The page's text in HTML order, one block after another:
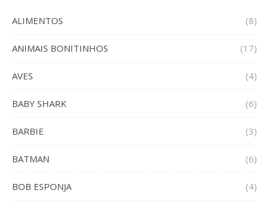
ALIMENTOS (8)
ANIMAIS BONITINHOS (17)
AVES (4)
BABY SHARK (6)
BARBIE (3)
BATMAN (6)
BOB ESPONJA (4)